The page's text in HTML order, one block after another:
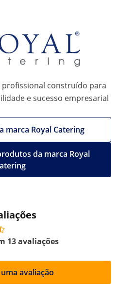
construído para
e sucesso empresarial
marca Royal Catering
da marca Royal
13 avaliações
avaliação